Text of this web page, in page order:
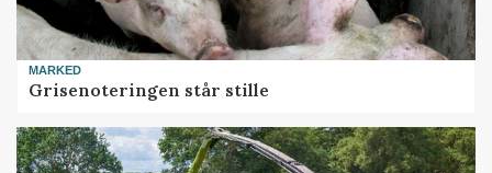
MARKED
Grisenoteringen står stille